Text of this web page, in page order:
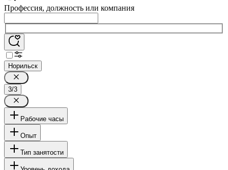
Профессия, должность или компания
Норильск
3/3
Рабочие часы
Опыт
Тип занятости